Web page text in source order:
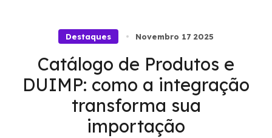
Destaques Novembro 17 2025
Catálogo de Produtos e
DUIMP: como a integração
transforma sua
importação